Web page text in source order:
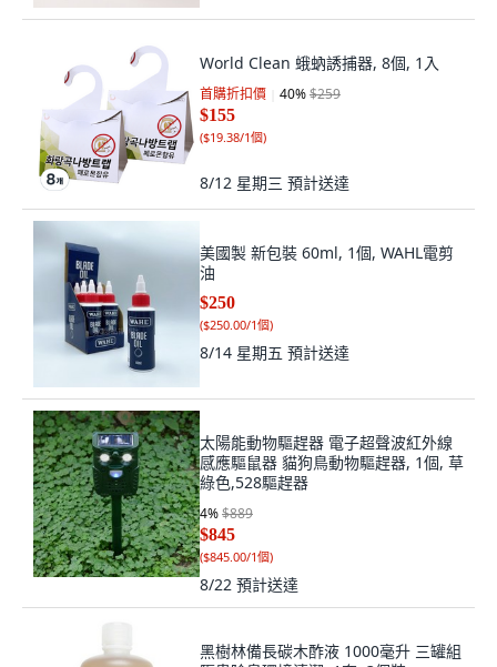
World Clean 蛾蚋誘捕器, 8個, 1入
首購折扣價 40%$259
$155
($19.38/1個)
8/12 星期三 預計送達
美國製 新包裝 60ml, 1個, WAHL電剪
油
$250
($250.00/1個)
8/14 星期五 預計送達
太陽能動物驅趕器 電子超聲波紅外線
感應驅鼠器 貓狗鳥動物驅趕器, 1個, 草
綠色,528驅趕器
4%$889
$845
($845.00/1個)
8/22 預計送達
黑樹林備長碳木酢液 1000毫升 三罐組